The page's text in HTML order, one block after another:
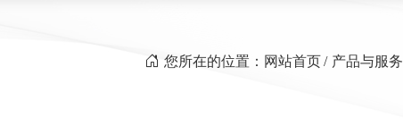
您所在的位置： 网站首页 产品与服务